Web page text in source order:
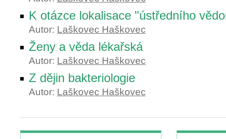
K otázce lokalisace "ústředního
Autor: Laškovec Haškovec
Ženy a věda lékařská
Autor: Laškovec Haškovec
Z dějin bakteriologie
Autor: Laškovec Haškovec